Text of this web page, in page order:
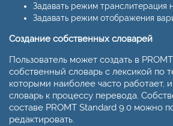
Задавать режим транслитерация
Задавать режим отображения
Cоздание собственных словарей
Пользователь может создать в
собственный словарь с лексикой по
которыми наиболее часто работает,
словарь к процессу перевода.
составе PROMT Standard 9.0 можно
редактировать.